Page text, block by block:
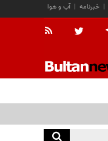
آب و هوا | خبرنامه |